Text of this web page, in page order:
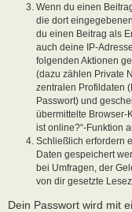
Wenn du einen
die dort
du einen Beitrag als
auch deine IP-
folgenden Aktionen
(dazu zählen Private
zentralen Profildaten
Passwort) und
übermittelte Browser-
ist online?“-Funktion
Schließlich erfordern
Daten gespeichert
bei Umfragen, der
von dir gesetzte
Dein Passwort wird mit